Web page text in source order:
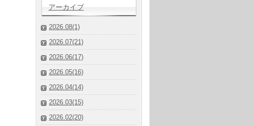
アーカイブ
2026.08(1)
2026.07(21)
2026.06(17)
2026.05(16)
2026.04(14)
2026.03(15)
2026.02(20)